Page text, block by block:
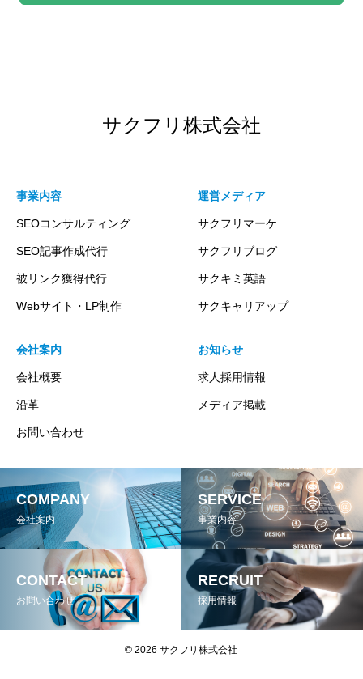
サクフリ株式会社
事業内容
SEOコンサルティング
SEO記事作成代行
被リンク獲得代行
Webサイト・LP制作
運営メディア
サクフリマーケ
サクフリブログ
サクキミ英語
サクキャリアップ
会社案内
会社概要
沿革
お問い合わせ
お知らせ
求人採用情報
メディア掲載
COMPANY
会社案内
SERVICE
事業内容
CONTACT
お問い合わせ
RECRUIT
採用情報
© 2026 サクフリ株式会社